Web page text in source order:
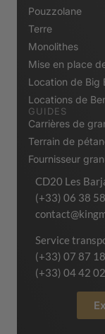
Pouzzolane
Terre
Monolithes
Mise en place
Location de Big
Locations de
GUIDES
Carrières de
Terrain de
Fournisseur
CD20 Les
(+33) 06 38
Service
(+33) 07 87
(+33) 04 42